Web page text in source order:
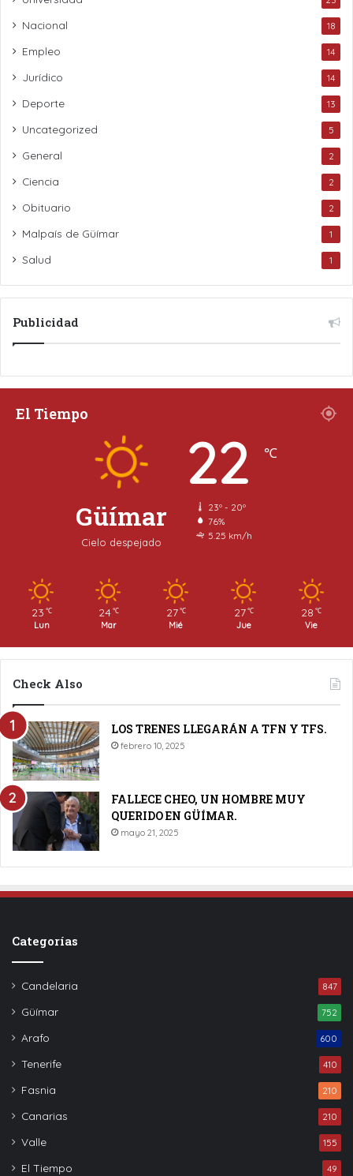
Nacional 18
Empleo 14
Jurídico 14
Deporte 13
Uncategorized 5
General 2
Ciencia 2
Obituario 2
Malpaís de Güímar 1
Salud 1
Publicidad
El Tiempo
Güímar
Cielo despejado
22 ℃
23º - 20º
76%
5.25 km/h
23 ℃
Lun
24 ℃
Mar
27 ℃
Mié
27 ℃
Jue
28 ℃
Vie
Check Also
LOS TRENES LLEGARÁN A TFN Y TFS.
febrero 10, 2025
FALLECE CHEO, UN HOMBRE MUY
QUERIDO EN GÜÍMAR.
mayo 21, 2025
Categorías
Candelaria 847
Güímar 752
Arafo 600
Tenerife 410
Fasnia 210
Canarias 210
Valle 155
El Tiempo 49